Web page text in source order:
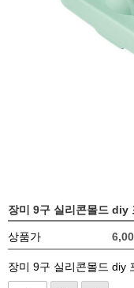
장미 9구 실리콘몰드 diy
상품가
장미 9구 실리콘몰드 diy